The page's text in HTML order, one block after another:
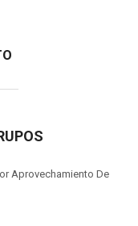
Aprovechamiento De